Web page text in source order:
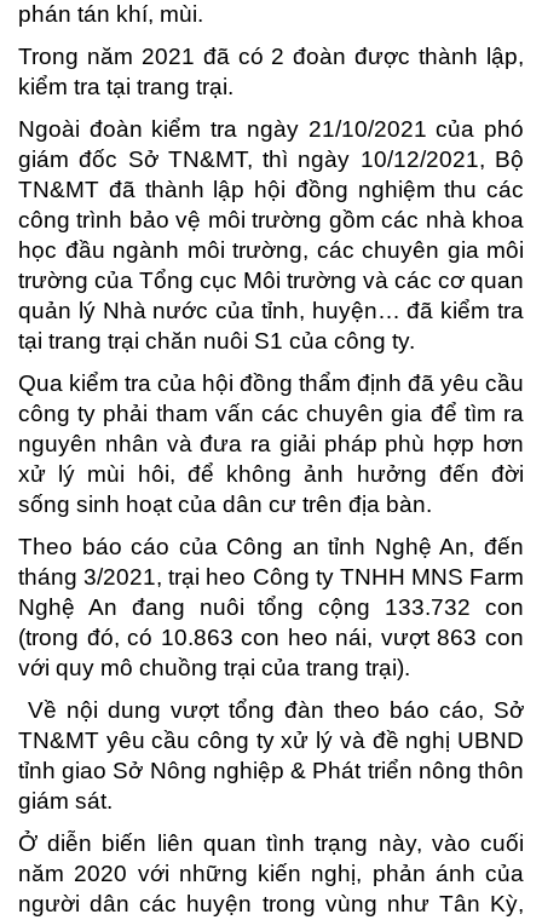
phán tán khí, mùi.
Trong năm 2021 đã có 2 đoàn được thành lập,
kiểm tra tại trang trại.
Ngoài đoàn kiểm tra ngày 21/10/2021 của phó
giám đốc Sở TN&MT, thì ngày 10/12/2021, Bộ
TN&MT đã thành lập hội đồng nghiệm thu các
công trình bảo vệ môi trường gồm các nhà khoa
học đầu ngành môi trường, các chuyên gia môi
trường của Tổng cục Môi trường và các cơ quan
quản lý Nhà nước của tỉnh, huyện… đã kiểm tra
tại trang trại chăn nuôi S1 của công ty.
Qua kiểm tra của hội đồng thẩm định đã yêu cầu
công ty phải tham vấn các chuyên gia để tìm ra
nguyên nhân và đưa ra giải pháp phù hợp hơn
xử lý mùi hôi, để không ảnh hưởng đến đời
sống sinh hoạt của dân cư trên địa bàn.
Theo báo cáo của Công an tỉnh Nghệ An, đến
tháng 3/2021, trại heo Công ty TNHH MNS Farm
Nghệ An đang nuôi tổng cộng 133.732 con
(trong đó, có 10.863 con heo nái, vượt 863 con
với quy mô chuồng trại của trang trại).
Về nội dung vượt tổng đàn theo báo cáo, Sở
TN&MT yêu cầu công ty xử lý và đề nghị UBND
tỉnh giao Sở Nông nghiệp & Phát triển nông thôn
giám sát.
Ở diễn biến liên quan tình trạng này, vào cuối
năm 2020 với những kiến nghị, phản ánh của
người dân các huyện trong vùng như Tân Kỳ,